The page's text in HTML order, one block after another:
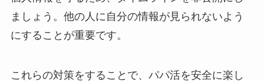
ましょう。他の人に自分の情報が見られないよう
にすることが重要です。
これらの対策をすることで、パパ活を安全に楽し